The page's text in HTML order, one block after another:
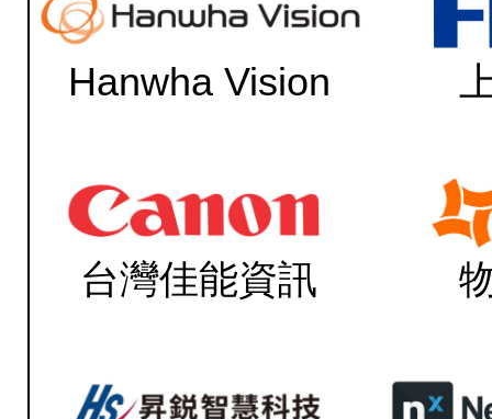
Hanwha Vision
台灣佳能資訊